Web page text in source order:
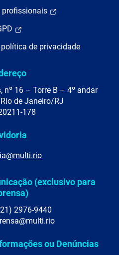
profissionais
de privacidade
nº 16 – Torre B – 4º andar
de Janeiro/RJ
178
(exclusivo para
2976-9440
ou Denúncias